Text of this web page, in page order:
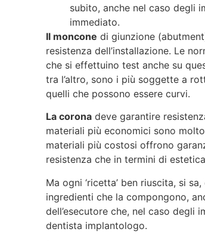
subito, anche nel caso degli
immediato.
Il moncone di giunzione
resistenza dell’installazione. Le
che si effettuino test anche su
tra l’altro, sono i più soggette a
quelli che possono essere curvi.
La corona deve garantire
materiali più economici sono
materiali più costosi offrono
resistenza che in termini di
Ma ogni ‘ricetta’ ben riuscita, si
ingredienti che la compongono,
dell’esecutore che, nel caso degli
dentista implantologo.